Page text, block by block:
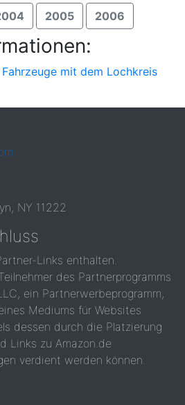
2005 2006
mit dem Lochkreis
NY 11222
Links enthalten.
des Partnerprogramms
ein Partnerwerbeprogramm,
Mediums für Websites
dessen durch die Platzierung
Links zu Amazon.de
verdient werden können.